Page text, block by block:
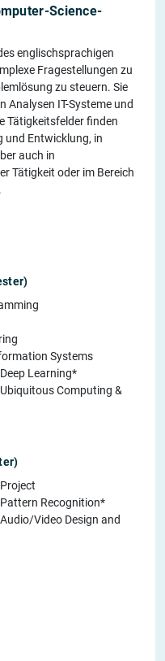
Science-
englischsprachigen
Fragestellungen zu
zu steuern. Sie
Analysen IT-Systeme und
Tätigkeitsfelder finden
und Entwicklung, in
auch in
Tätigkeit oder im Bereich
Systems
Learning*
Computing &
Recognition*
Video Design and